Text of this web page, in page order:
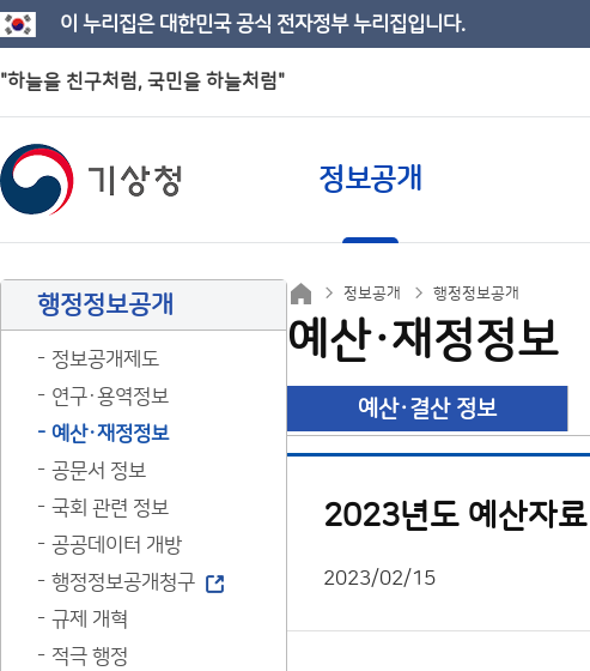
이 누리집은 대한민국 공식 전자정부 누리집입니다.
"하늘을 친구처럼, 국민을 하늘처럼"
정보공개
행정정보공개
정보공개제도
연구·용역정보
예산·재정정보
공문서 정보
국회 관련 정보
공공데이터 개방
행정정보공개청구
규제 개혁
적극 행정
정보공개 행정정보공개
예산·재정정보
예산·결산 정보
2023년도 예산자료
2023/02/15